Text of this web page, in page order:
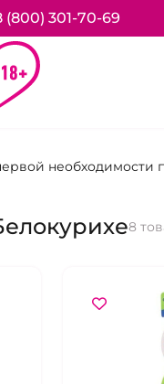
(800) 301-70-69
необходимости
8